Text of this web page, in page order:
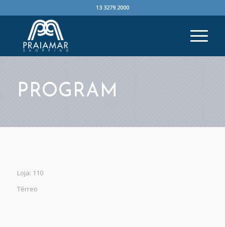
13 3279.2000
PROGRAM
Loja: 110
Térreo